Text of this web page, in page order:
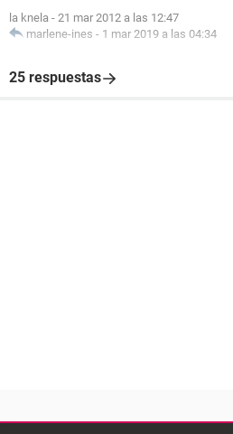
la knela - 21 mar 2012 a las 12:47
marlene-ines - 1 mar 2019 a las 04:34
25 respuestas